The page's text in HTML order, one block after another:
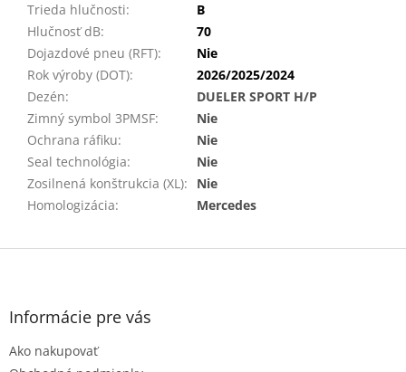
Trieda hlučnosti:
B
Hlučnosť dB:
70
Dojazdové pneu (RFT):
Nie
Rok výroby (DOT):
2026/2025/2024
Dezén:
DUELER SPORT H/P
Zimný symbol 3PMSF:
Nie
Ochrana ráfiku:
Nie
Seal technológia:
Nie
Zosilnená konštrukcia (XL):
Nie
Homologizácia: Mercedes
Z
Informácie pre vás
Ako nakupovať